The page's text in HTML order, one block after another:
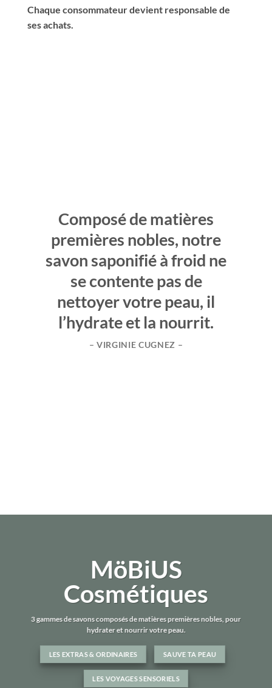
Chaque consommateur devient responsable de
ses achats.
Composé de matières
premières nobles, notre
savon saponifié à froid ne
se contente pas de
nettoyer votre peau, il
l’hydrate et la nourrit.
– VIRGINIE CUGNEZ –
MöBiUS
Cosmétiques
3 gammes de savons composés de matières premières nobles, pour
hydrater et nourrir votre peau.
LES EXTRAS & ORDINAIRES SAUVE TA PEAU
LES VOYAGES SENSORIELS